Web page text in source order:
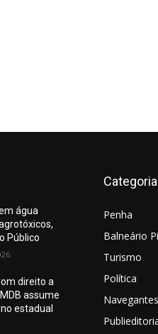
água
Público
direito a
assume
estadual
Penha
Balneário
Turismo
Política
Navegantes